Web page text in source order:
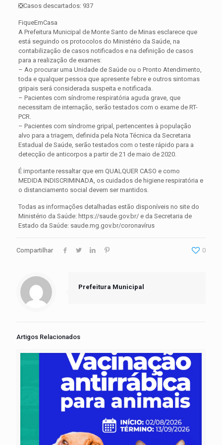
❎Casos descartados: 937
FiqueEmCasa
A Prefeitura Municipal de Monte Santo de Minas esclarece que
está seguindo os protocolos do Ministério da Saúde, na
contabilização de casos notificados e na definição de casos
para a realização de exames:
– Ao procurar uma Unidade de Saúde ou o Pronto Atendimento,
toda e qualquer pessoa que apresente febre e outros sintomas
gripais será considerada suspeita e notificada.
– Pacientes com síndrome respiratória aguda grave, que
necessitam de internação, serão testados com o exame de RT-
PCR.
– Pacientes com síndrome gripal, pertencentes à população
alvo para a triagem, definida pela Nota Técnica da Secretaria
Estadual de Saúde, serão testados com o teste rápido para a
detecção de anticorpos a partir de 21 de maio de 2020.
É importante ressaltar que em QUALQUER CASO e como
MEDIDA INDISCRIMINADA, os cuidados de higiene respiratória e
o distanciamento social devem ser mantidos.
Todas as informações detalhadas estão disponíveis no site do
Ministério da Saúde: https://saude.gov.br/ e da Secretaria de
Estado da Saúde: saude.mg.gov.br/coronavírus
Compartilhar 0
Prefeitura Municipal
Artigos Relacionados